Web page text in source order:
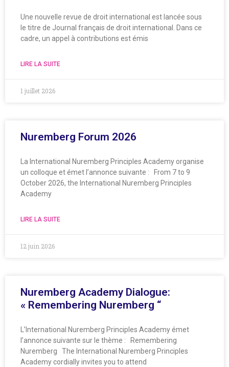
Une nouvelle revue de droit international est lancée sous
le titre de Journal français de droit international. Dans ce
cadre, un appel à contributions est émis
LIRE LA SUITE
1 juillet 2026
Nuremberg Forum 2026
La International Nuremberg Principles Academy organise
un colloque et émet l’annonce suivante : From 7 to 9
October 2026, the International Nuremberg Principles
Academy
LIRE LA SUITE
12 juin 2026
Nuremberg Academy Dialogue:
« Remembering Nuremberg “
L’International Nuremberg Principles Academy émet
l’annonce suivante sur le thème : Remembering
Nuremberg The International Nuremberg Principles
Academy cordially invites you to attend